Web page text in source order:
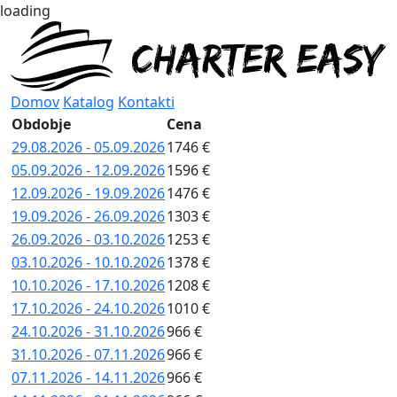
loading
Domov Katalog Kontakti
Obdobje
Cena
29.08.2026 - 05.09.20261746 €
05.09.2026 - 12.09.20261596 €
12.09.2026 - 19.09.20261476 €
19.09.2026 - 26.09.20261303 €
26.09.2026 - 03.10.20261253 €
03.10.2026 - 10.10.20261378 €
10.10.2026 - 17.10.20261208 €
17.10.2026 - 24.10.20261010 €
24.10.2026 - 31.10.2026966 €
31.10.2026 - 07.11.2026966 €
07.11.2026 - 14.11.2026966 €